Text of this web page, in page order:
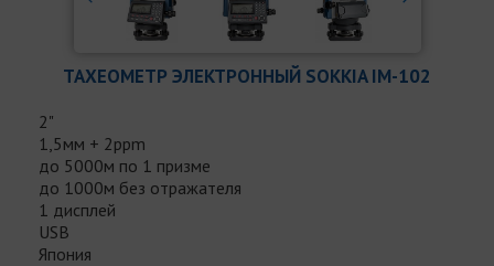
ТАХЕОМЕТР ЭЛЕКТРОННЫЙ SOKKIA IM-102
2"
1,5мм + 2ppm
до 5000м по 1 призме
до 1000м без отражателя
1 дисплей
USB
Япония